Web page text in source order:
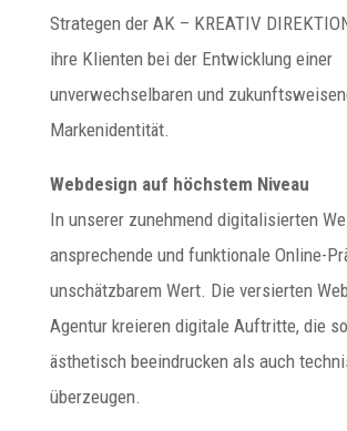
Strategen der AK – KREATIV
ihre Klienten bei der Entwicklung einer
unverwechselbaren und
Markenidentität.
Webdesign auf höchstem Niveau
In unserer zunehmend digitalisierten
ansprechende und funktionale Online-
unschätzbarem Wert. Die versierten
Agentur kreieren digitale Auftritte, die
ästhetisch beeindrucken als auch
überzeugen.